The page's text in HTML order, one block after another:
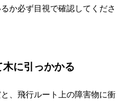
か必ず目視で確認してくださ
に引っかかる
、飛行ルート上の障害物に衝